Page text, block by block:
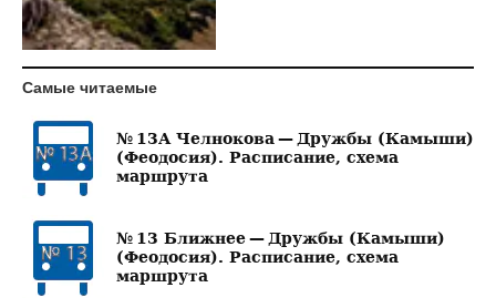
Самые читаемые
№ 13А Челнокова — Дружбы (Камыши)
(Феодосия). Расписание, схема
маршрута
№ 13 Ближнее — Дружбы (Камыши)
(Феодосия). Расписание, схема
маршрута